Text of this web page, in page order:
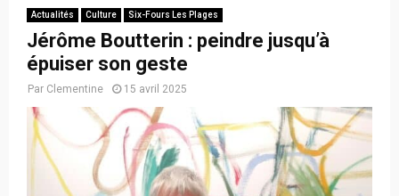
Actualités Culture Six-Fours Les Plages
Jérôme Boutterin : peindre jusqu’à
épuiser son geste
Par Clementine 15 avril 2025